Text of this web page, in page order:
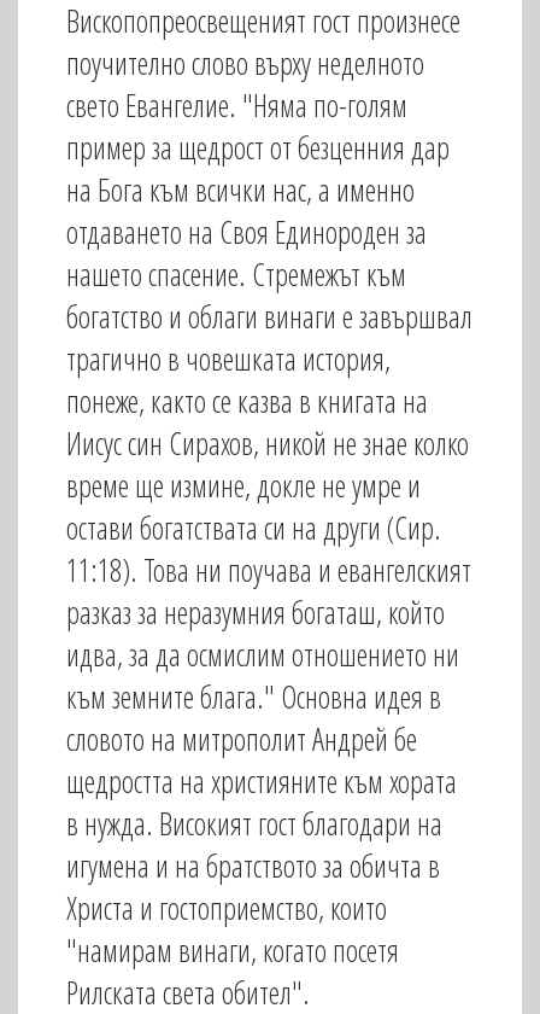
Вископопреосвещеният гост произнесе
поучително слово върху неделното
свето Евангелие. "Няма по-голям
пример за щедрост от безценния дар
на Бога към всички нас, а именно
отдаването на Своя Единороден за
нашето спасение. Стремежът към
богатство и облаги винаги е завършвал
трагично в човешката история,
понеже, както се казва в книгата на
Иисус син Сирахов, никой не знае колко
време ще измине, докле не умре и
остави богатствата си на други (Сир.
11:18). Това ни поучава и евангелският
разказ за неразумния богаташ, който
идва, за да осмислим отношението ни
към земните блага." Основна идея в
словото на митрополит Андрей бе
щедростта на християните към хората
в нужда. Високият гост благодари на
игумена и на братството за обичта в
Христа и гостоприемство, които
"намирам винаги, когато посетя
Рилската света обител".